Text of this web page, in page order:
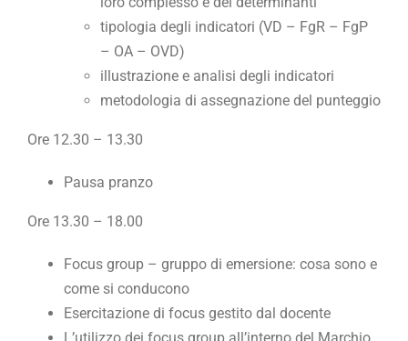
tipologia degli indicatori (VD – FgR – FgP
– OA – OVD)
illustrazione e analisi degli indicatori
metodologia di assegnazione del punteggio
Ore 12.30 – 13.30
Pausa pranzo
Ore 13.30 – 18.00
Focus group – gruppo di emersione: cosa sono e
come si conducono
Esercitazione di focus gestito dal docente